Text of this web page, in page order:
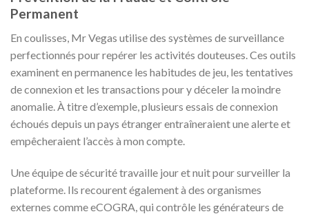
Permanent
En coulisses, Mr Vegas utilise des systèmes de surveillance
perfectionnés pour repérer les activités douteuses. Ces outils
examinent en permanence les habitudes de jeu, les tentatives
de connexion et les transactions pour y déceler la moindre
anomalie. À titre d’exemple, plusieurs essais de connexion
échoués depuis un pays étranger entraîneraient une alerte et
empêcheraient l’accès à mon compte.
Une équipe de sécurité travaille jour et nuit pour surveiller la
plateforme. Ils recourent également à des organismes
externes comme eCOGRA, qui contrôle les générateurs de